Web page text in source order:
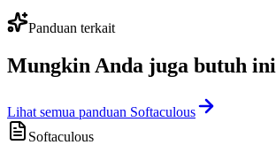
Panduan terkait
Mungkin Anda juga butuh ini
Lihat semua panduan Softaculous
Softaculous